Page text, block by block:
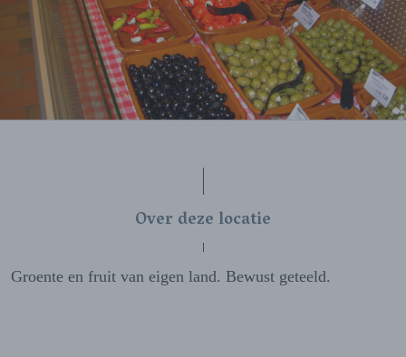
Over deze locatie
Groente en fruit van eigen land. Bewust geteeld.